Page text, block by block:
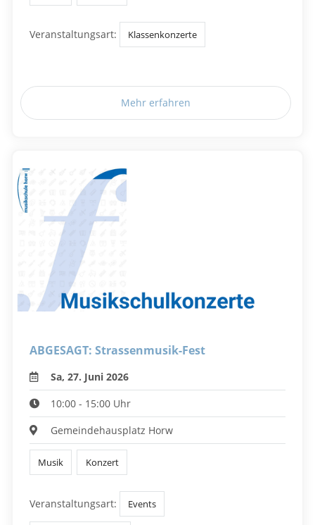
Veranstaltungsart: Klassenkonzerte
Mehr erfahren
ABGESAGT: Strassenmusik-Fest
Sa, 27. Juni 2026
10:00 - 15:00 Uhr
Gemeindehausplatz Horw
Musik Konzert
Veranstaltungsart: Events